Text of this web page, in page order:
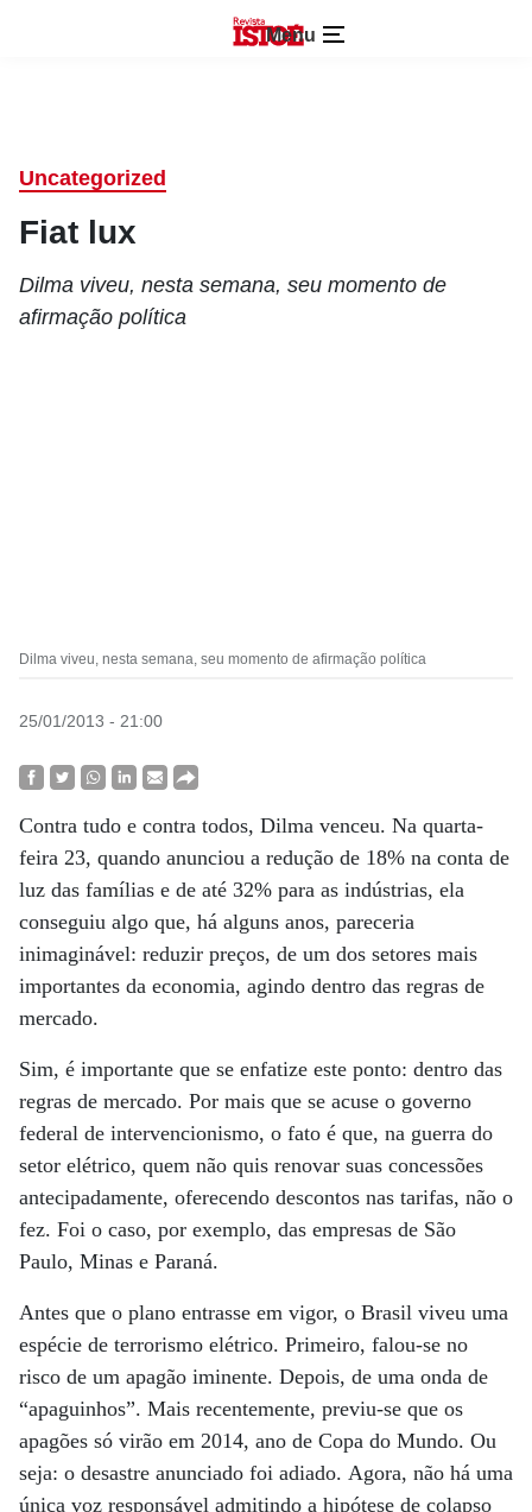
Menu
Uncategorized
Fiat lux
Dilma viveu, nesta semana, seu momento de
afirmação política
Dilma viveu, nesta semana, seu momento de afirmação política
25/01/2013 - 21:00
Contra tudo e contra todos, Dilma venceu. Na quarta-
feira 23, quando anunciou a redução de 18% na conta de
luz das famílias e de até 32% para as indústrias, ela
conseguiu algo que, há alguns anos, pareceria
inimaginável: reduzir preços, de um dos setores mais
importantes da economia, agindo dentro das regras de
mercado.
Sim, é importante que se enfatize este ponto: dentro das
regras de mercado. Por mais que se acuse o governo
federal de intervencionismo, o fato é que, na guerra do
setor elétrico, quem não quis renovar suas concessões
antecipadamente, oferecendo descontos nas tarifas, não o
fez. Foi o caso, por exemplo, das empresas de São
Paulo, Minas e Paraná.
Antes que o plano entrasse em vigor, o Brasil viveu uma
espécie de terrorismo elétrico. Primeiro, falou-se no
risco de um apagão iminente. Depois, de uma onda de
“apaguinhos”. Mais recentemente, previu-se que os
apagões só virão em 2014, ano de Copa do Mundo. Ou
seja: o desastre anunciado foi adiado. Agora, não há uma
única voz responsável admitindo a hipótese de colapso